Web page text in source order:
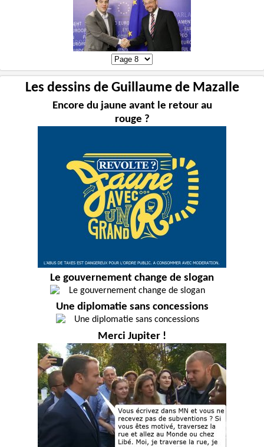
Les dessins de Guillaume de Mazalle
Encore du jaune avant le retour au
rouge ?
Le gouvernement change de slogan
Une diplomatie sans concessions
Merci Jupiter !